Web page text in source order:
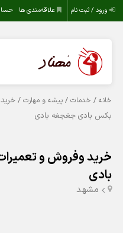
ورود / ثبت نام علاقه‌مندی ها
خانه / خدمات /پیشه و مهارت /
بکس بادی جغجغه بادی
خرید وفروش و
بادی
مشهد